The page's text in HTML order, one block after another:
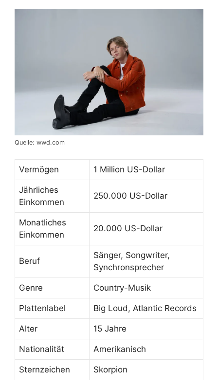
Quelle: wwd.com
Vermögen 1 Million US-Dollar
Jährliches
Einkommen
250.000 US-Dollar
Monatliches
Einkommen
20.000 US-Dollar
Beruf
Sänger, Songwriter,
Synchronsprecher
Genre Country-Musik
Plattenlabel Big Loud, Atlantic Records
Alter 15 Jahre
Nationalität Amerikanisch
Sternzeichen Skorpion